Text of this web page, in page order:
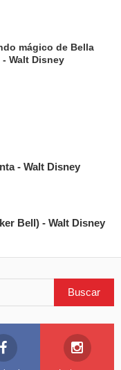
mágico de Bella
- Walt Disney
- Walt Disney
Bell) - Walt Disney